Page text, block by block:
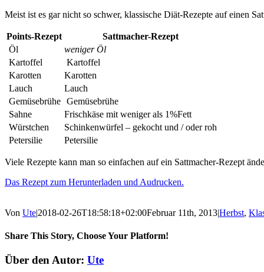
Meist ist es gar nicht so schwer, klassische Diät-Rezepte auf einen
Points-Rezept
Sattmacher-Rezept
Öl
weniger Öl
Kartoffel
Kartoffel
Karotten
Karotten
Lauch
Lauch
Gemüsebrühe Gemüsebrühe
Sahne
Frischkäse mit weniger als 1%Fett
Würstchen
Schinkenwürfel – gekocht und / oder roh
Petersilie
Petersilie
Viele Rezepte kann man so einfachen auf ein Sattmacher-Rezept
Das Rezept zum Herunterladen und Audrucken.
Von Ute|2018-02-26T18:58:18+02:00Februar 11th, 2013|Herbst,
Share This Story, Choose Your Platform!
Facebook
X
Reddit
LinkedIn
Tumblr
Pinterest
Vk
E-
Über den Autor: Ute